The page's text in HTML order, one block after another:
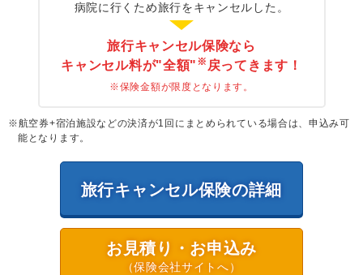
病院に行くため旅行をキャンセルした。
旅行キャンセル保険なら
キャンセル料が"全額" ※ 戻ってきます！
※保険金額が限度となります。
※航空券+宿泊施設などの決済が1回にまとめられている場合は、申込み可
能となります。
旅行キャンセル保険の詳細
お見積り・お申込み
（保険会社サイトへ）